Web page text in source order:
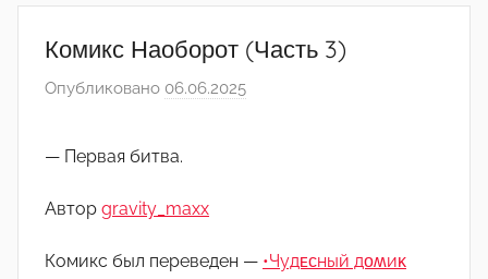
Комикс Наоборот (Часть 3)
Опубликовано 06.06.2025
м
— Первая битва.
Автор gravity_maxx
Комикс был переведен — •Чудᴇᴄный дᴏʍиᴋ